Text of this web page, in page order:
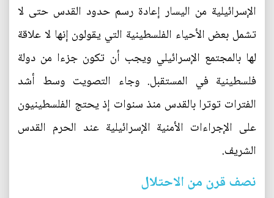
الإسرائيلية من اليسار إعادة رسم حدود القدس حتى لا
تشمل بعض الأحياء الفلسطينية التي يقولون إنها لا علاقة
لها بالمجتمع الإسرائيلي ويجب أن تكون جزءا من دولة
فلسطينية في المستقبل. وجاء التصويت وسط أشد
الفترات توترا بالقدس منذ سنوات إذ يحتج الفلسطينيون
على الإجراءات الأمنية الإسرائيلية عند الحرم القدس
الشريف.
نصف قرن من الاحتلال